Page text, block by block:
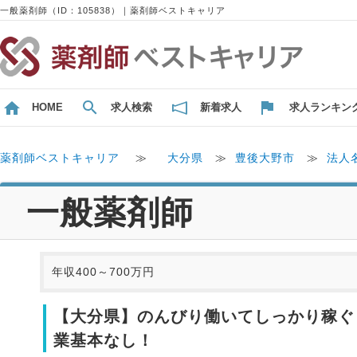
一般薬剤師（ID：105838）｜薬剤師ベストキャリア
HOME 求人検索 新着求人 求人ランキン
薬剤師ベストキャリア ≫ 大分県 ≫ 豊後大野市 ≫ 法人
一般薬剤師
年収400～700万円
【大分県】のんびり働いてしっかり稼
業基本なし！